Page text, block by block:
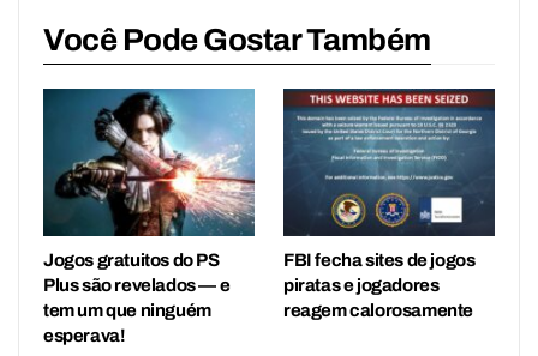
Você Pode Gostar Também
Jogos gratuitos do PS
Plus são revelados — e
tem um que ninguém
esperava!
FBI fecha sites de jogos
piratas e jogadores
reagem calorosamente